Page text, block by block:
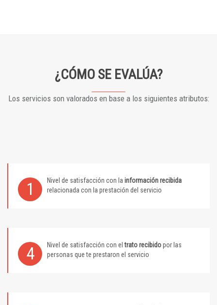
¿CÓMO SE EVALÚA?
Los servicios son valorados en base a los siguientes atributos:
1 Nivel de satisfacción con la información recibida
relacionada con la prestación del servicio
4 Nivel de satisfacción con eltrato recibidopor las
personas que te prestaron el servicio